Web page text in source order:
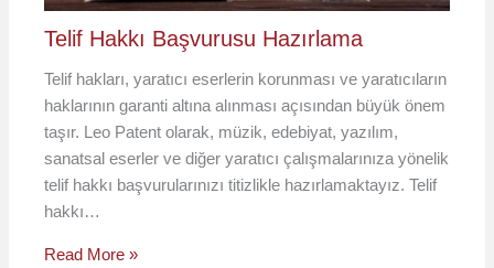
Telif Hakkı Başvurusu Hazırlama
Telif hakları, yaratıcı eserlerin korunması ve yaratıcıların
haklarının garanti altına alınması açısından büyük önem
taşır. Leo Patent olarak, müzik, edebiyat, yazılım,
sanatsal eserler ve diğer yaratıcı çalışmalarınıza yönelik
telif hakkı başvurularınızı titizlikle hazırlamaktayız. Telif
hakkı…
Read More »